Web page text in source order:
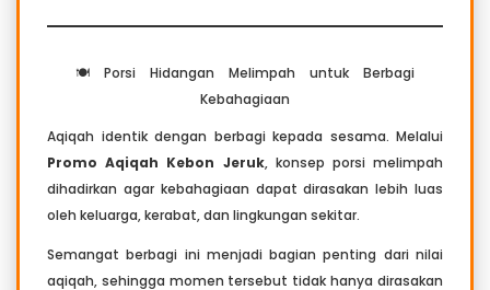
🍽️ Porsi Hidangan Melimpah untuk Berbagi
Kebahagiaan
Aqiqah identik dengan berbagi kepada sesama. Melalui
Promo Aqiqah Kebon Jeruk, konsep porsi melimpah
dihadirkan agar kebahagiaan dapat dirasakan lebih luas
oleh keluarga, kerabat, dan lingkungan sekitar.
Semangat berbagi ini menjadi bagian penting dari nilai
aqiqah, sehingga momen tersebut tidak hanya dirasakan